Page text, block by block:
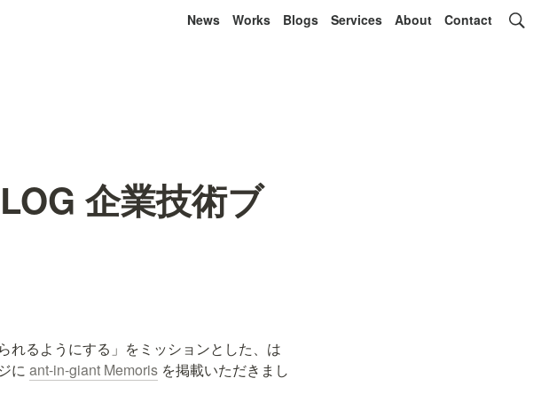
News Works Blogs Services About Contact
企業技術ブ
れるようにする」をミッションとした、は
に ant-in-giant Memoris を掲載いただきまし